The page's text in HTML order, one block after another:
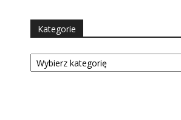
Kategorie
Kategorie